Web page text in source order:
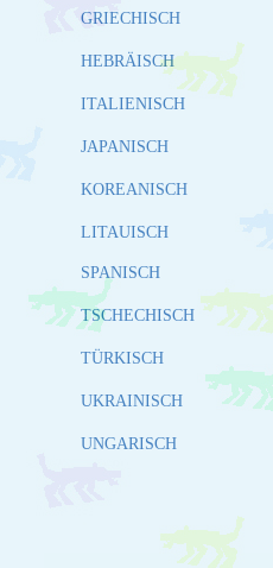
GRIECHISCH
HEBRÄISCH
ITALIENISCH
JAPANISCH
KOREANISCH
LITAUISCH
SPANISCH
TSCHECHISCH
TÜRKISCH
UKRAINISCH
UNGARISCH